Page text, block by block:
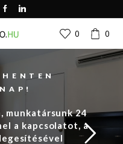
0 0
munkatársunk 24
a kapcsolatot, a